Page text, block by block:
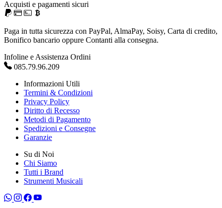
Acquisti e pagamenti sicuri
Paga in tutta sicurezza con PayPal, AlmaPay, Soisy, Carta di credito,
Bonifico bancario oppure Contanti alla consegna.
Infoline e Assistenza Ordini
085.79.96.209
Informazioni Utili
Termini & Condizioni
Privacy Policy
Diritto di Recesso
Metodi di Pagamento
Spedizioni e Consegne
Garanzie
Su di Noi
Chi Siamo
Tutti i Brand
Strumenti Musicali